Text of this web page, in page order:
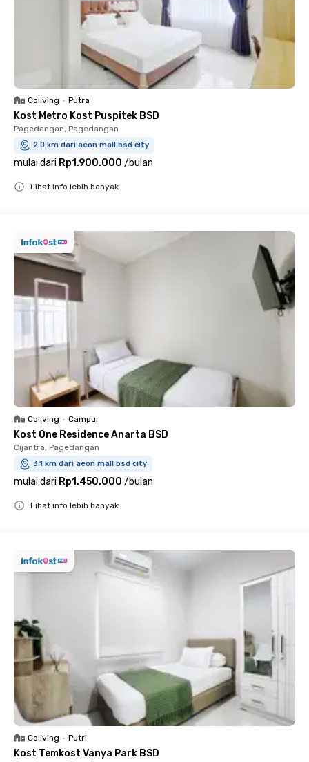
Coliving • Putra
Kost Metro Kost Puspitek BSD
Pagedangan, Pagedangan
2.0 km dari aeon mall bsd city
mulai dari Rp1.900.000 /bulan
Lihat info lebih banyak
Coliving • Campur
Kost One Residence Anarta BSD
Cijantra, Pagedangan
3.1 km dari aeon mall bsd city
mulai dari Rp1.450.000 /bulan
Lihat info lebih banyak
Coliving • Putri
Kost Temkost Vanya Park BSD